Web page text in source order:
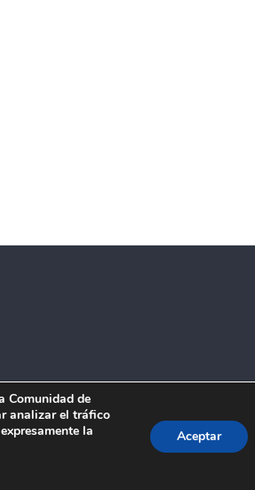
Comunidad de
analizar el tráfico
la
Aceptar